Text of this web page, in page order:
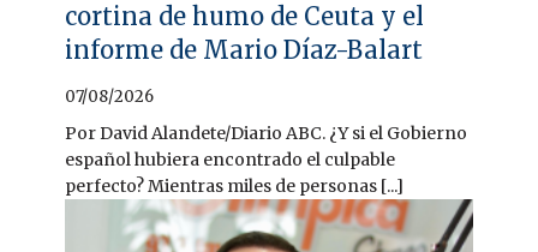
cortina de humo de Ceuta y el
informe de Mario Díaz-Balart
07/08/2026
Por David Alandete/Diario ABC. ¿Y si el Gobierno
español hubiera encontrado el culpable
perfecto? Mientras miles de personas [...]